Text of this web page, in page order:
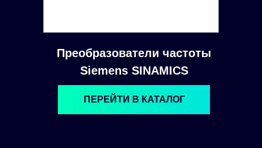
Преобразователи частоты
Siemens SINAMICS
ПЕРЕЙТИ В КАТАЛОГ